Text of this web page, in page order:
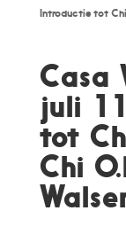
Introductie tot Chi
Casa
juli
tot
Chi